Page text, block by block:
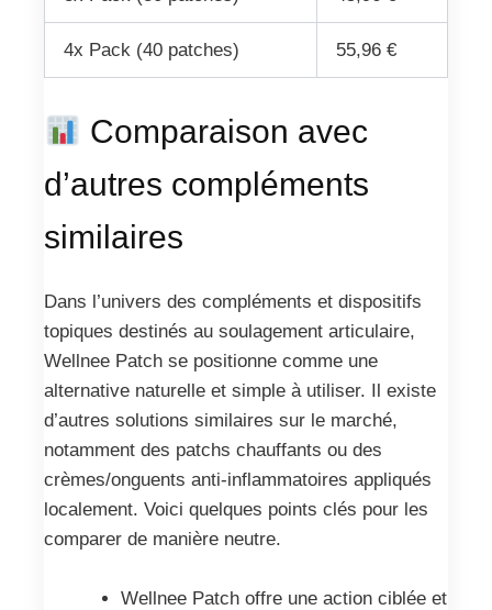
4x Pack (40 patches) 55,96 €
Comparaison avec
d’autres compléments
similaires
Dans l’univers des compléments et dispositifs
topiques destinés au soulagement articulaire,
Wellnee Patch se positionne comme une
alternative naturelle et simple à utiliser. Il existe
d’autres solutions similaires sur le marché,
notamment des patchs chauffants ou des
crèmes/onguents anti-inflammatoires appliqués
localement. Voici quelques points clés pour les
comparer de manière neutre.
Wellnee Patch offre une action ciblée et